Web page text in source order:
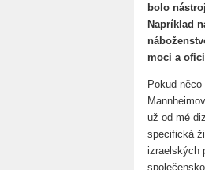
bolo
Napríklad
moci a
Pokud
už od mé
specifická
izraelských